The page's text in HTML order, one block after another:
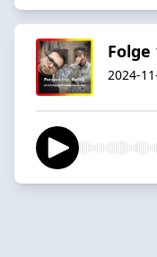
Folge
2024-